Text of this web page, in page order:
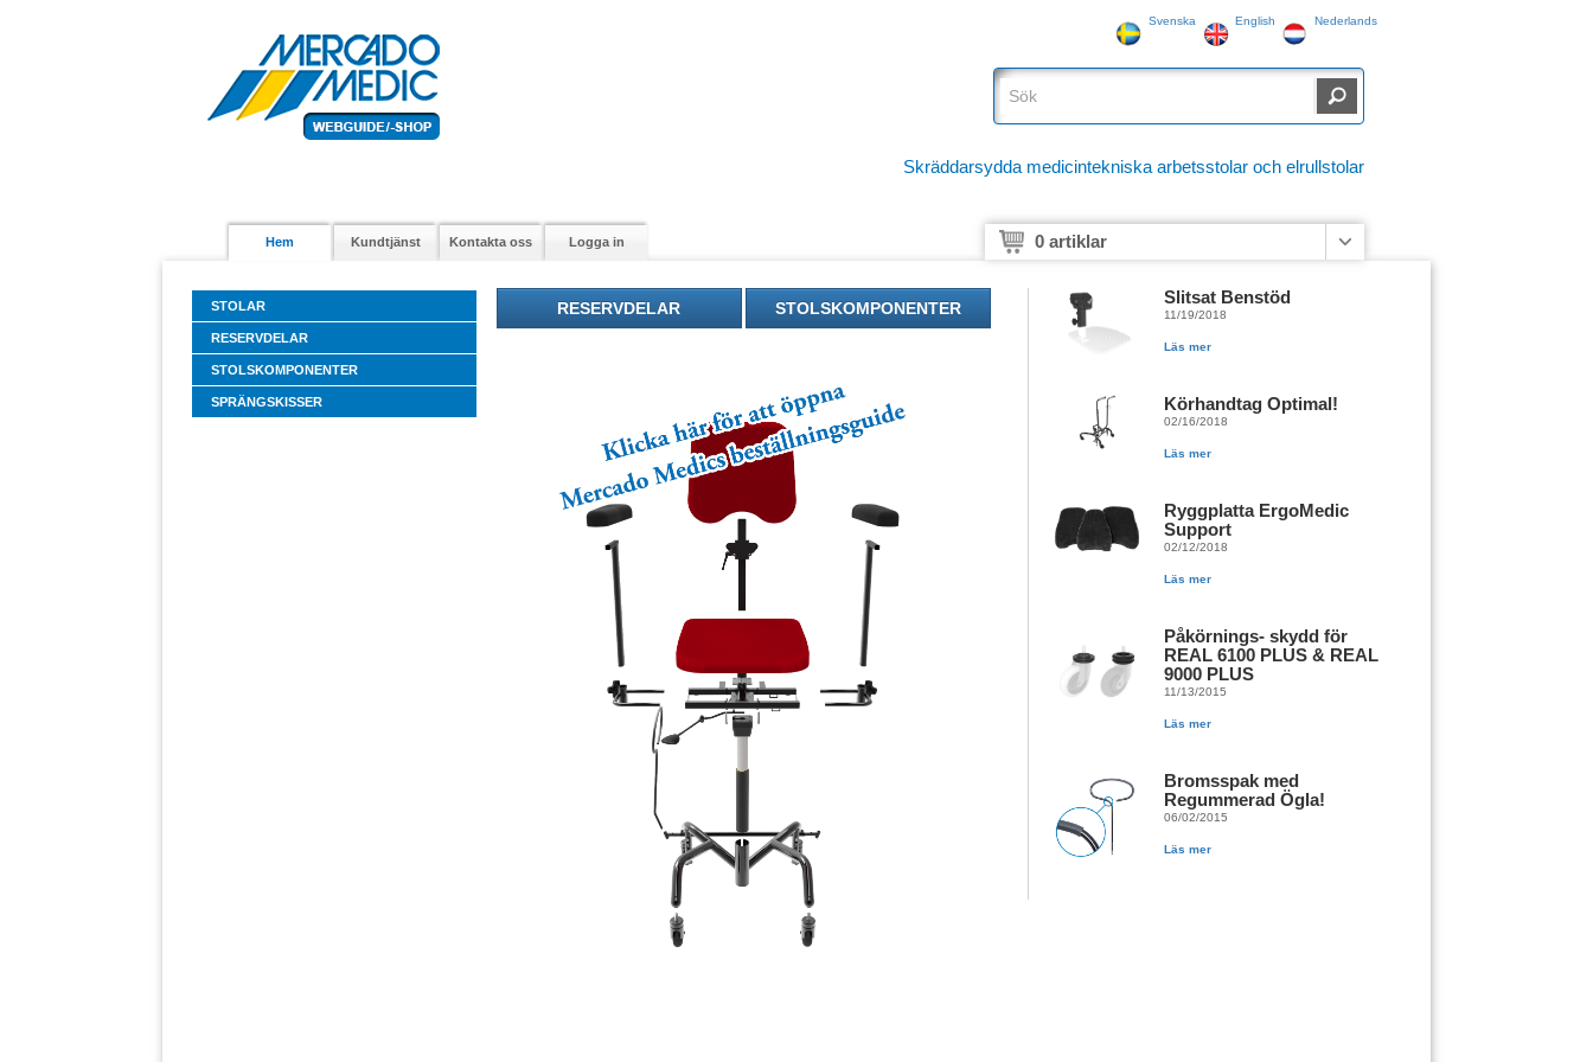
Svenska English Nederlands
Skräddarsydda medicintekniska arbetsstolar och elrullstolar
Hem Kundtjänst Kontakta oss Logga in 0 artiklar
STOLAR
RESERVDELAR
STOLSKOMPONENTER
SPRÄNGSKISSER
RESERVDELAR STOLSKOMPONENTER
Slitsat Benstöd
11/19/2018
Läs mer
Körhandtag Optimal!
02/16/2018
Läs mer
Ryggplatta ErgoMedic
Support
02/12/2018
Läs mer
Påkörnings- skydd för
REAL 6100 PLUS & REAL
9000 PLUS
11/13/2015
Läs mer
Bromsspak med
Regummerad Ögla!
06/02/2015
Läs mer